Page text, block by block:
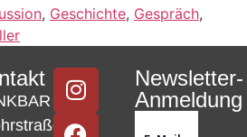
, Geschichte, Gespräch,
Newsletter-
Anmeldung